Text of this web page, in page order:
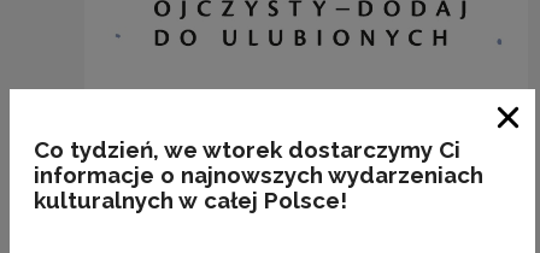
Co tydzień, we wtorek dostarczymy Ci
informacje o najnowszych wydarzeniach
kulturalnych w całej Polsce!